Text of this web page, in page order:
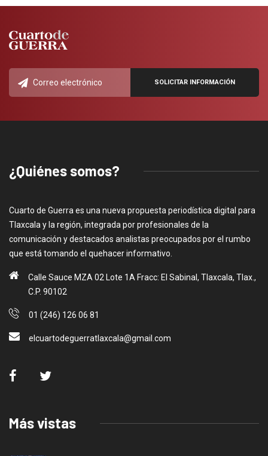
¿Quiénes somos?
Cuarto de Guerra es una nueva propuesta periodística digital para
Tlaxcala y la región, integrada por profesionales de la
comunicación y destacados analistas preocupados por el rumbo
que está tomando el quehacer informativo.
Calle Sauce MZA 02 Lote 1A Fracc: El Sabinal, Tlaxcala, Tlax.,
C.P. 90102
01 (246) 126 06 81
elcuartodeguerratlaxcala@gmail.com
Más vistas